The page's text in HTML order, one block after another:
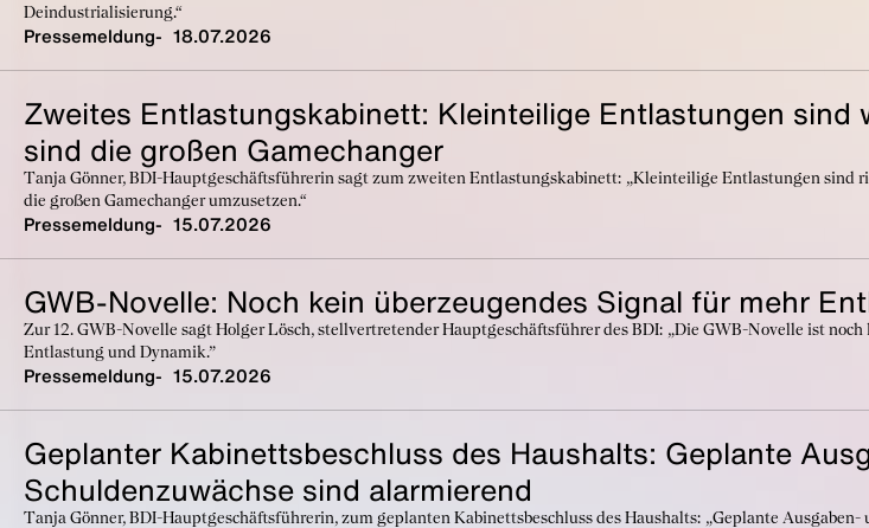
Deindustrialisierung.“
Pressemeldung 18.07.2026
Zweites Entlastungskabinett: Kleinteilige Entlastungen sind
sind die großen Gamechanger
Tanja Gönner, BDI-Hauptgeschäftsführerin sagt zum zweiten Entlastungskabinett: „Kleinteilige Entlastungen sind
die großen Gamechanger umzusetzen.“
Pressemeldung 15.07.2026
GWB-Novelle: Noch kein überzeugendes Signal für mehr
Zur 12. GWB-Novelle sagt Holger Lösch, stellvertretender Hauptgeschäftsführer des BDI: „Die GWB-Novelle ist
Entlastung und Dynamik.”
Pressemeldung 15.07.2026
Geplanter Kabinettsbeschluss des Haushalts: Geplante
Schuldenzuwächse sind alarmierend
Tanja Gönner, BDI-Hauptgeschäftsführerin, zum geplanten Kabinettsbeschluss des Haushalts: „Geplante Ausgaben-